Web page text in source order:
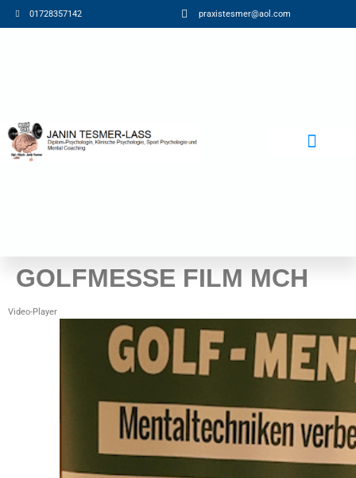
01728357142 praxistesmer@aol.com​
GOLFMESSE FILM MCH
Video-Player